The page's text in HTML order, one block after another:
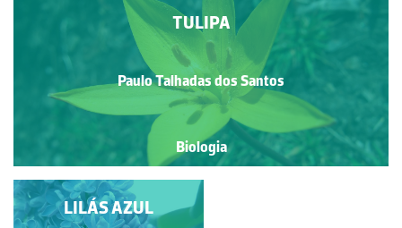
TULIPA
Paulo Talhadas dos Santos
Biologia
SALICORNIA
LILÁS AZUL